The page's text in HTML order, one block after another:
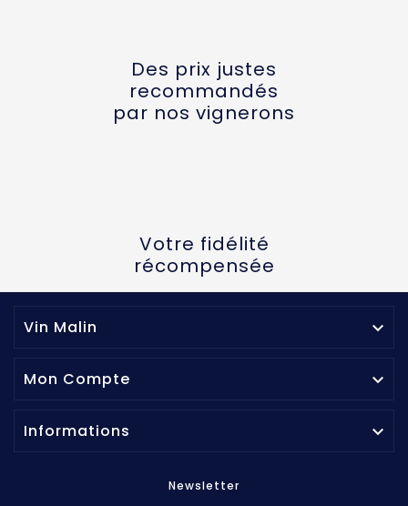
Des prix justes
recommandés
par nos vignerons
Votre fidélité
récompensée
Vin Malin 
Mon Compte 
Informations 
Newsletter